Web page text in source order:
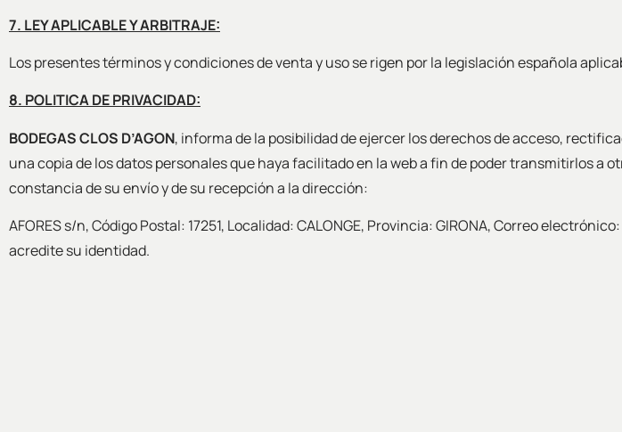
7. LEY APLICABLE Y ARBITRAJE:
Los presentes términos y condiciones de venta y uso se rigen por la legislación española
8. POLITICA DE PRIVACIDAD:
BODEGAS CLOS D’AGON, informa de la posibilidad de ejercer los derechos de acceso,
una copia de los datos personales que haya facilitado en la web a fin de poder transmitirlos a
constancia de su envío y de su recepción a la dirección:
AFORES s/n, Código Postal: 17251, Localidad: CALONGE, Provincia: GIRONA, Correo
acredite su identidad.